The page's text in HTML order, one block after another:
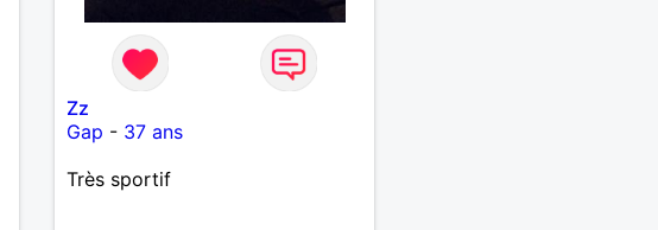
Zz
Gap - 37 ans
Très sportif